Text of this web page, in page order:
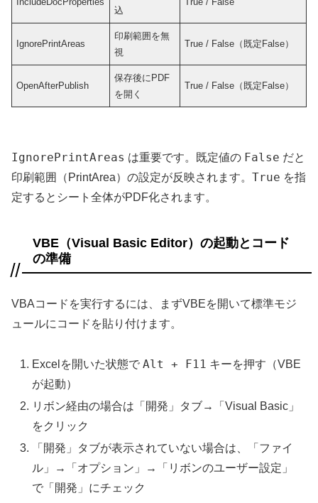
込
IgnorePrintAreas
印刷範囲を無
視
True / False（既定False）
OpenAfterPublish
保存後にPDF
を開く
True / False（既定False）
IgnorePrintAreas は重要です。既定値の False だと
印刷範囲（PrintArea）の設定が反映されます。 True を指
定するとシート全体がPDF化されます。
VBE（Visual Basic Editor）の起動とコード
の準備
VBAコードを実行するには、まずVBEを開いて標準モジ
ュールにコードを貼り付けます。
Excelを開いた状態でAlt + F11 キーを押す（VBE
が起動）
リボン経由の場合は「開発」タブ→「Visual Basic」
をクリック
「開発」タブが表示されていない場合は、「ファイ
ル」→「オプション」→「リボンのユーザー設定」
で「開発」にチェック